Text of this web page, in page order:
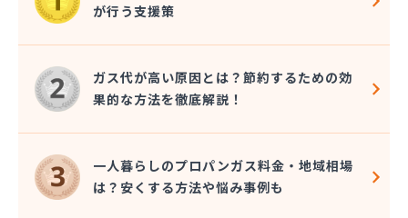
が行う支援策
ガス代が高い原因とは？節約するための効
果的な方法を徹底解説！
一人暮らしのプロパンガス料金・地域相場
は？安くする方法や悩み事例も